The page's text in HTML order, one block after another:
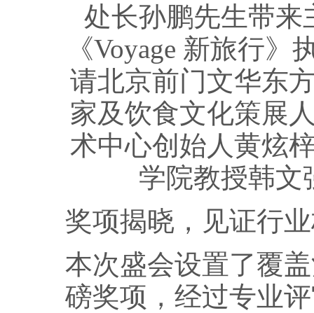
处长孙鹏先生带来
《Voyage 新旅行
请北京前门文华东
家及饮食文化策展
术中心创始人黄炫
学院教授韩文
奖项揭晓，见证行
本次盛会设置了覆
磅奖项，经过专业